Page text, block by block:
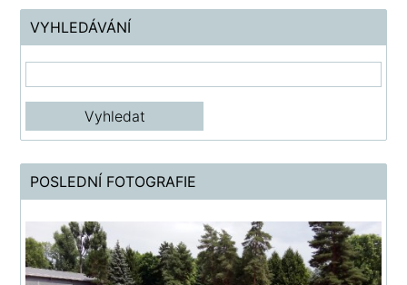
VYHLEDÁVÁNÍ
POSLEDNÍ FOTOGRAFIE